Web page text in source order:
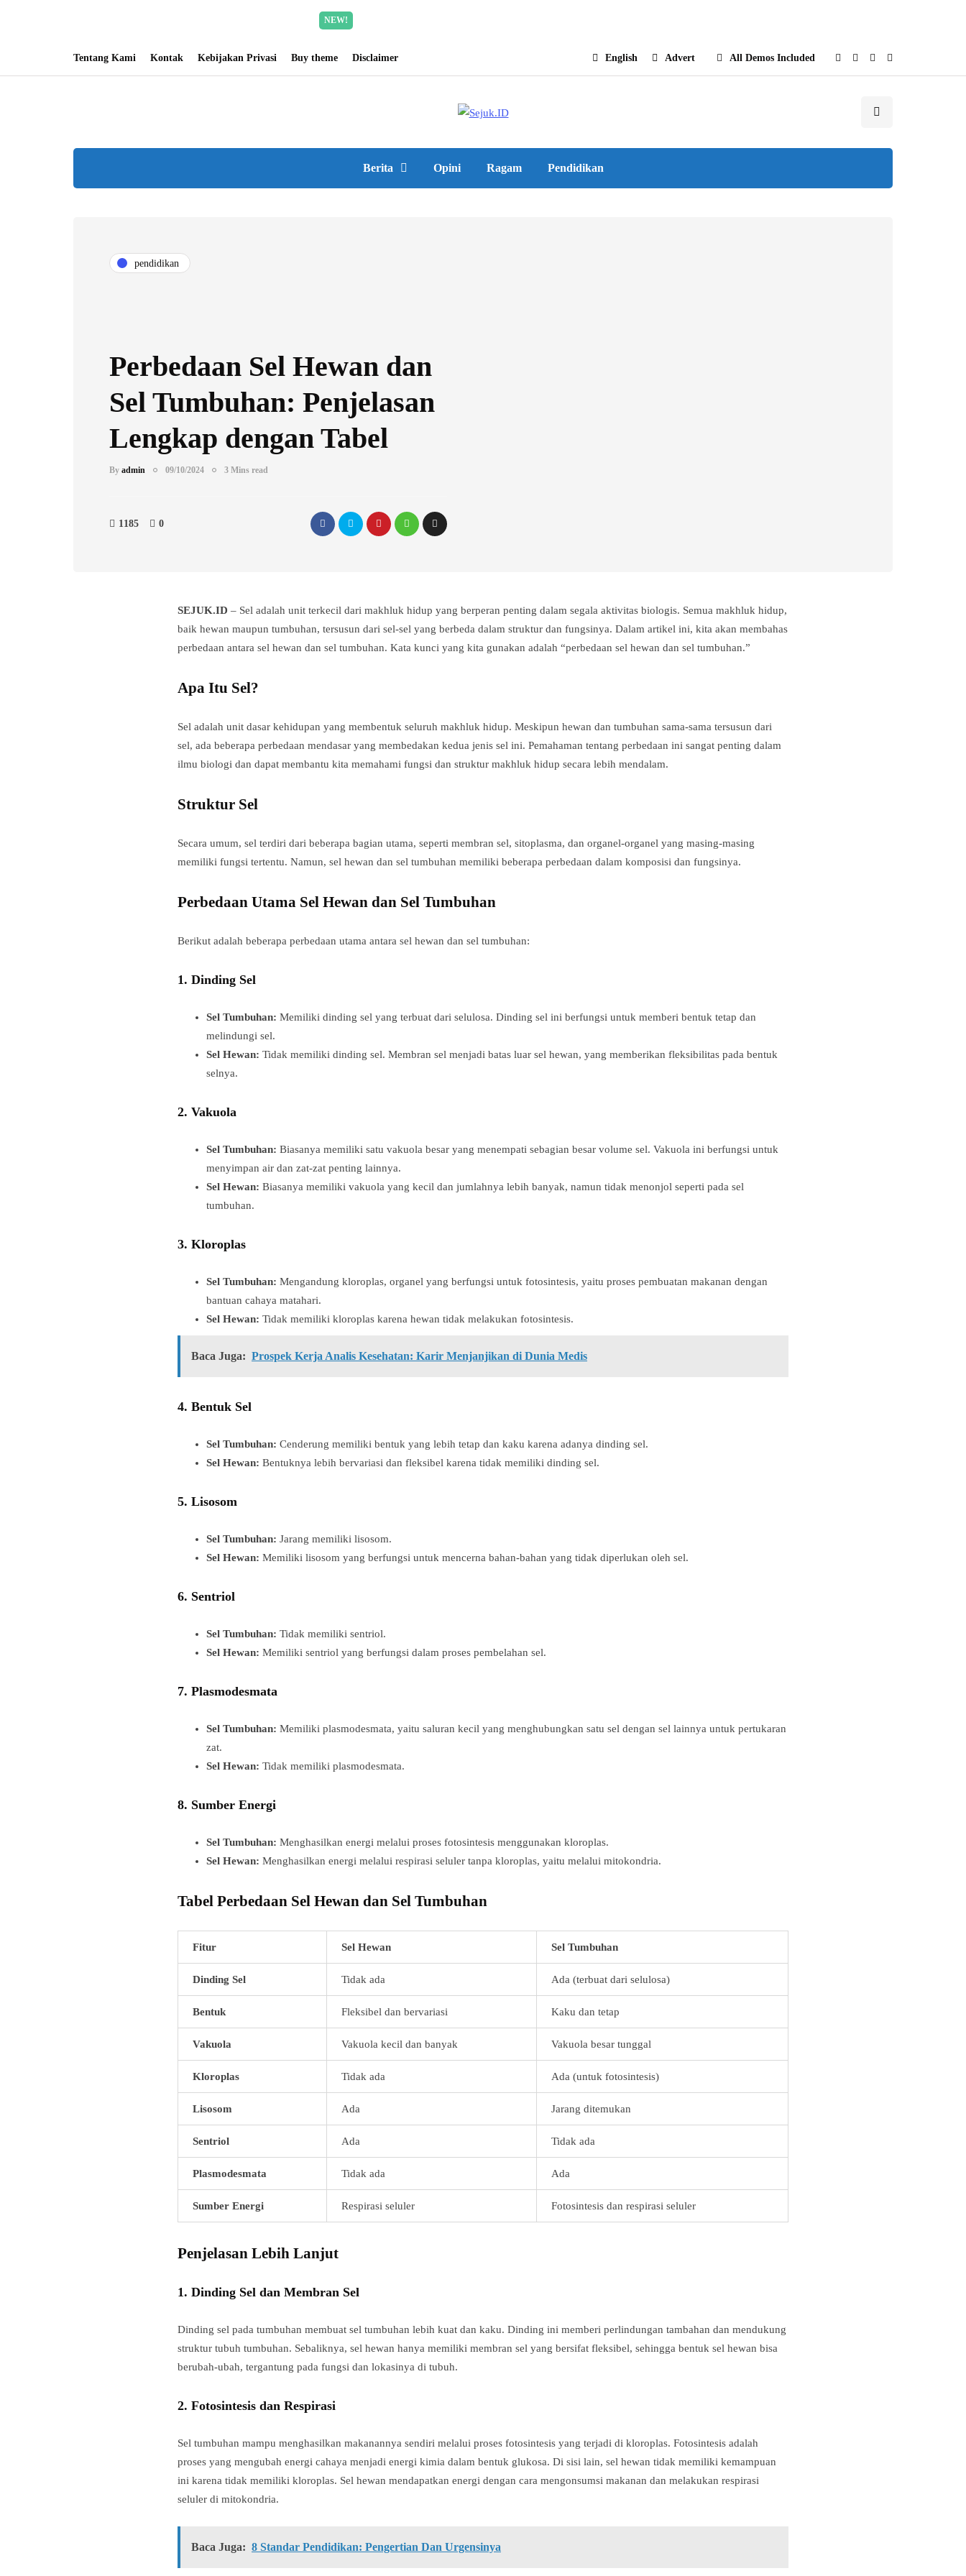
NEW!
Tentang Kami Kontak Kebijakan Privasi Buy theme Disclaimer Advert
English All Demos Included
Berita Opini Ragam Pendidikan
pendidikan
Perbedaan Sel Hewan dan
Sel Tumbuhan: Penjelasan
Lengkap dengan Tabel
By admin 09/10/2024 3 Mins read
1185 0
SEJUK.ID – Sel adalah unit terkecil dari makhluk hidup yang berperan penting dalam segala aktivitas biologis. Semua makhluk hidup,
baik hewan maupun tumbuhan, tersusun dari sel-sel yang berbeda dalam struktur dan fungsinya. Dalam artikel ini, kita akan membahas
perbedaan antara sel hewan dan sel tumbuhan. Kata kunci yang kita gunakan adalah “perbedaan sel hewan dan sel tumbuhan.”
Apa Itu Sel?
Sel adalah unit dasar kehidupan yang membentuk seluruh makhluk hidup. Meskipun hewan dan tumbuhan sama-sama tersusun dari
sel, ada beberapa perbedaan mendasar yang membedakan kedua jenis sel ini. Pemahaman tentang perbedaan ini sangat penting dalam
ilmu biologi dan dapat membantu kita memahami fungsi dan struktur makhluk hidup secara lebih mendalam.
Struktur Sel
Secara umum, sel terdiri dari beberapa bagian utama, seperti membran sel, sitoplasma, dan organel-organel yang masing-masing
memiliki fungsi tertentu. Namun, sel hewan dan sel tumbuhan memiliki beberapa perbedaan dalam komposisi dan fungsinya.
Perbedaan Utama Sel Hewan dan Sel Tumbuhan
Berikut adalah beberapa perbedaan utama antara sel hewan dan sel tumbuhan:
1. Dinding Sel
Sel Tumbuhan: Memiliki dinding sel yang terbuat dari selulosa. Dinding sel ini berfungsi untuk memberi bentuk tetap dan
melindungi sel.
Sel Hewan: Tidak memiliki dinding sel. Membran sel menjadi batas luar sel hewan, yang memberikan fleksibilitas pada bentuk
selnya.
2. Vakuola
Sel Tumbuhan: Biasanya memiliki satu vakuola besar yang menempati sebagian besar volume sel. Vakuola ini berfungsi untuk
menyimpan air dan zat-zat penting lainnya.
Sel Hewan: Biasanya memiliki vakuola yang kecil dan jumlahnya lebih banyak, namun tidak menonjol seperti pada sel
tumbuhan.
3. Kloroplas
Sel Tumbuhan: Mengandung kloroplas, organel yang berfungsi untuk fotosintesis, yaitu proses pembuatan makanan dengan
bantuan cahaya matahari.
Sel Hewan: Tidak memiliki kloroplas karena hewan tidak melakukan fotosintesis.
Baca Juga: Prospek Kerja Analis Kesehatan: Karir Menjanjikan di Dunia Medis
4. Bentuk Sel
Sel Tumbuhan: Cenderung memiliki bentuk yang lebih tetap dan kaku karena adanya dinding sel.
Sel Hewan: Bentuknya lebih bervariasi dan fleksibel karena tidak memiliki dinding sel.
5. Lisosom
Sel Tumbuhan: Jarang memiliki lisosom.
Sel Hewan: Memiliki lisosom yang berfungsi untuk mencerna bahan-bahan yang tidak diperlukan oleh sel.
6. Sentriol
Sel Tumbuhan: Tidak memiliki sentriol.
Sel Hewan: Memiliki sentriol yang berfungsi dalam proses pembelahan sel.
7. Plasmodesmata
Sel Tumbuhan: Memiliki plasmodesmata, yaitu saluran kecil yang menghubungkan satu sel dengan sel lainnya untuk pertukaran
zat.
Sel Hewan: Tidak memiliki plasmodesmata.
8. Sumber Energi
Sel Tumbuhan: Menghasilkan energi melalui proses fotosintesis menggunakan kloroplas.
Sel Hewan: Menghasilkan energi melalui respirasi seluler tanpa kloroplas, yaitu melalui mitokondria.
Tabel Perbedaan Sel Hewan dan Sel Tumbuhan
Fitur Sel Hewan Sel Tumbuhan
Dinding Sel Tidak ada Ada (terbuat dari selulosa)
Bentuk Fleksibel dan bervariasi Kaku dan tetap
Vakuola Vakuola kecil dan banyak Vakuola besar tunggal
Kloroplas Tidak ada Ada (untuk fotosintesis)
Lisosom Ada Jarang ditemukan
Sentriol Ada Tidak ada
Plasmodesmata Tidak ada Ada
Sumber Energi Respirasi seluler Fotosintesis dan respirasi seluler
Penjelasan Lebih Lanjut
1. Dinding Sel dan Membran Sel
Dinding sel pada tumbuhan membuat sel tumbuhan lebih kuat dan kaku. Dinding ini memberi perlindungan tambahan dan mendukung
struktur tubuh tumbuhan. Sebaliknya, sel hewan hanya memiliki membran sel yang bersifat fleksibel, sehingga bentuk sel hewan bisa
berubah-ubah, tergantung pada fungsi dan lokasinya di tubuh.
2. Fotosintesis dan Respirasi
Sel tumbuhan mampu menghasilkan makanannya sendiri melalui proses fotosintesis yang terjadi di kloroplas. Fotosintesis adalah
proses yang mengubah energi cahaya menjadi energi kimia dalam bentuk glukosa. Di sisi lain, sel hewan tidak memiliki kemampuan
ini karena tidak memiliki kloroplas. Sel hewan mendapatkan energi dengan cara mengonsumsi makanan dan melakukan respirasi
seluler di mitokondria.
Baca Juga: 8 Standar Pendidikan: Pengertian Dan Urgensinya